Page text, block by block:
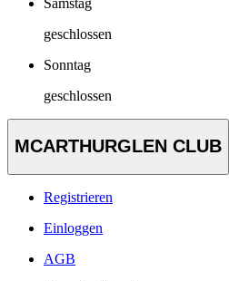
geschlossen
Sonntag
geschlossen
MCARTHURGLEN CLUB
Registrieren
Einloggen
AGB